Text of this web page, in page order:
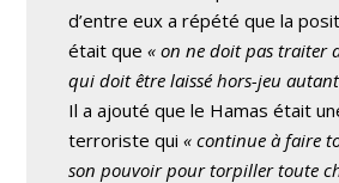
d’entre eux a répété que la
était que« on ne doit pas traiter
qui doit être laissé hors-jeu
Il a ajouté que le Hamas était
terroriste qui« continue à faire
son pouvoir pour torpiller toute